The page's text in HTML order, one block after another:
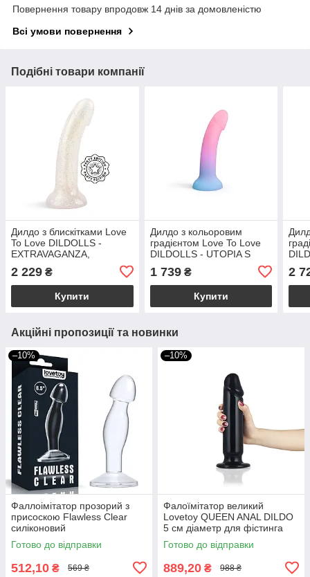
Повернення товару впродовж 14 днів за домовленістю
Всі умови повернення
Подібні товари компанії
Дилдо з блискітками Love
To Love DILDOLLS -
EXTRAVAGANZA,
2 229 ₴
Купити
Дилдо з кольоровим
градієнтом Love To Love
DILDOLLS - UTOPIA S
1 739₴
Купити
2
Акційні пропозиції та новинки
–10%
Фаллоімітатор прозорий з
присоскою Flawless Clear
силіконовий
Готово до відправки
512,10 ₴ 569 ₴
–10%
Фалоїмітатор великий
Lovetoy QUEEN ANAL DILDO
5 см діаметр для фістинга
Готово до відправки
889,20 ₴ 988 ₴